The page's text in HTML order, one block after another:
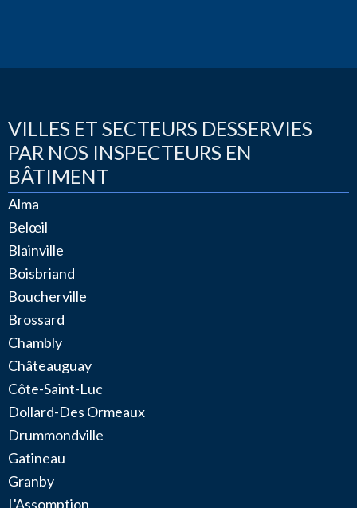
VILLES ET SECTEURS DESSERVIES
PAR NOS INSPECTEURS EN
BÂTIMENT
Alma
Belœil
Blainville
Boisbriand
Boucherville
Brossard
Chambly
Châteauguay
Côte-Saint-Luc
Dollard-Des Ormeaux
Drummondville
Gatineau
Granby
L'Assomption